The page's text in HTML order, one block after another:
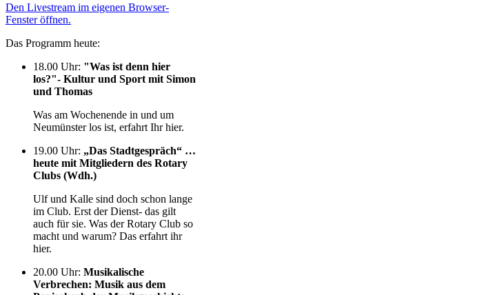
Den Livestream im eigenen Browser-
Fenster öffnen.
Das Programm heute:
18.00 Uhr: "Was ist denn hier
los?"- Kultur und Sport mit Simon
und Thomas
Was am Wochenende in und um
Neumünster los ist, erfahrt Ihr hier.
19.00 Uhr: „Das Stadtgespräch“ …
heute mit Mitgliedern des Rotary
Clubs (Wdh.)
Ulf und Kalle sind doch schon lange
im Club. Erst der Dienst- das gilt
auch für sie. Was der Rotary Club so
macht und warum? Das erfahrt ihr
hier.
20.00 Uhr: Musikalische
Verbrechen: Musik aus dem